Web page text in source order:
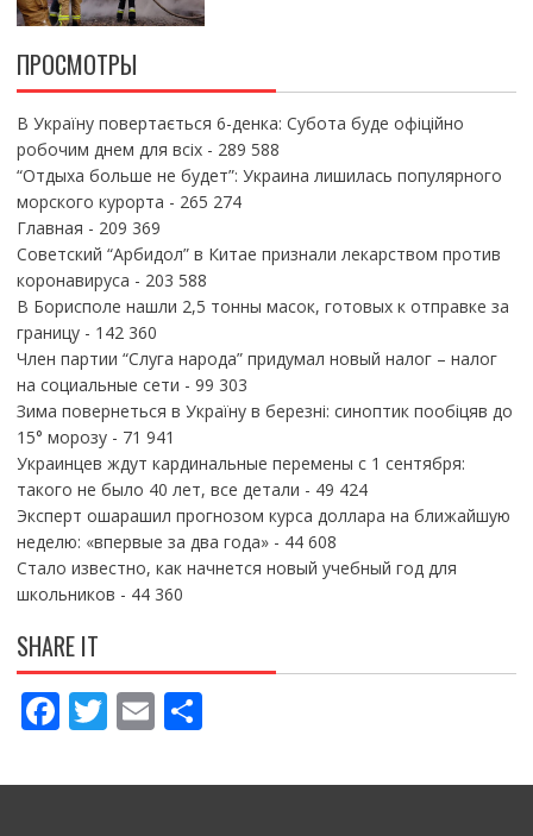
ПРОСМОТРЫ
В Україну повертається 6-денка: Субота буде офіційно
робочим днем для всіх- 289 588
“Отдыха больше не будет”: Украина лишилась популярного
морского курорта - 265 274
Главная - 209 369
Советский “Арбидол” в Китае признали лекарством против
коронавируса - 203 588
В Борисполе нашли 2,5 тонны масок, готовых к отправке за
границу- 142 360
Член партии “Слуга народа” придумал новый налог – налог
на социальные сети - 99 303
Зима повернеться в Україну в березні: синоптик пообіцяв до
15° морозу- 71 941
Украинцев ждут кардинальные перемены с 1 сентября:
такого не было 40 лет, все детали - 49 424
Эксперт ошарашил прогнозом курса доллара на ближайшую
неделю: «впервые за два года»- 44 608
Стало известно, как начнется новый учебный год для
школьников - 44 360
SHARE IT
F
e
T
itt
E
ai
П
ді